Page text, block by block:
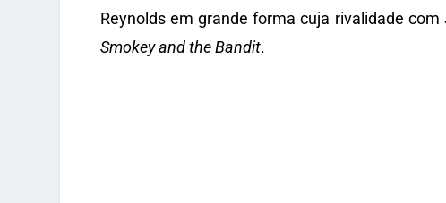
Reynolds em grande forma cuja rivalidade
Smokey and the Bandit.